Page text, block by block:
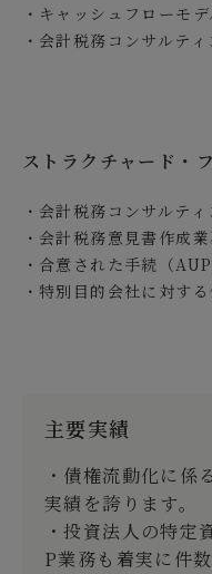
キャッシュフローモ
会計税務コンサルテ
ストラクチャード・
会計税務コンサルテ
会計税務意見書作成
合意された手続（
特別目的会社に対す
主要実績
・債権流動化に係
実績を誇ります。
・投資法人の特定
P業務も着実に件